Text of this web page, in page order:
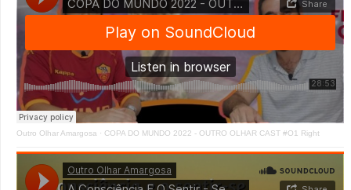
Outro Olhar Amargosa · COPA DO MUNDO 2022 - OUTRO OLHAR CAST #O1 Right